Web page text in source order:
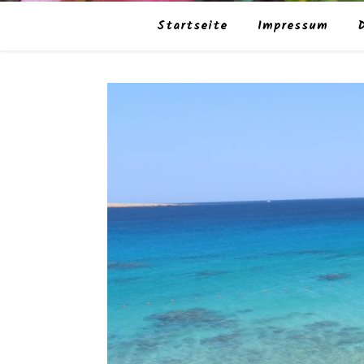
Startseite Impressum